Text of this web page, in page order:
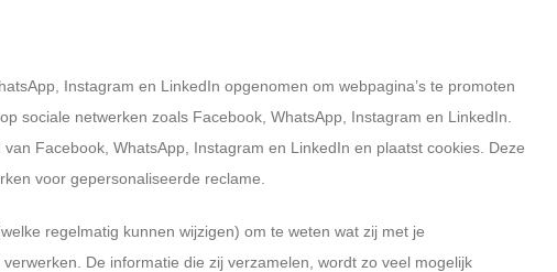
Instagram en LinkedIn opgenomen om webpagina’s te promoten
sociale netwerken zoals Facebook, WhatsApp, Instagram en LinkedIn.
Facebook, WhatsApp, Instagram en LinkedIn en plaatst cookies. Deze
voor gepersonaliseerde reclame.
regelmatig kunnen wijzigen) om te weten wat zij met je
De informatie die zij verzamelen, wordt zo veel mogelijk